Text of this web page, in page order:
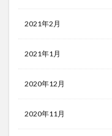
2021年2月
2021年1月
2020年12月
2020年11月